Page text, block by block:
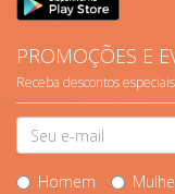
PROMOÇÕES E
Receba descontos
Homem